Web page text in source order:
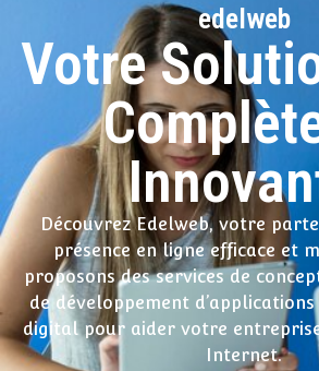
edelweb
Votre
Découvrez Edelweb, votre
présence en ligne efficace et
proposons des services de
de développement
digital pour aider votre
Internet.